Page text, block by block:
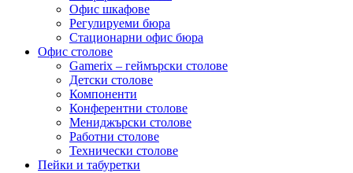
Офис шкафове
Регулируеми бюра
Стационарни офис бюра
Офис столове
Gamerix – геймърски столове
Детски столове
Компоненти
Конферентни столове
Мениджърски столове
Работни столове
Технически столове
Пейки и табуретки